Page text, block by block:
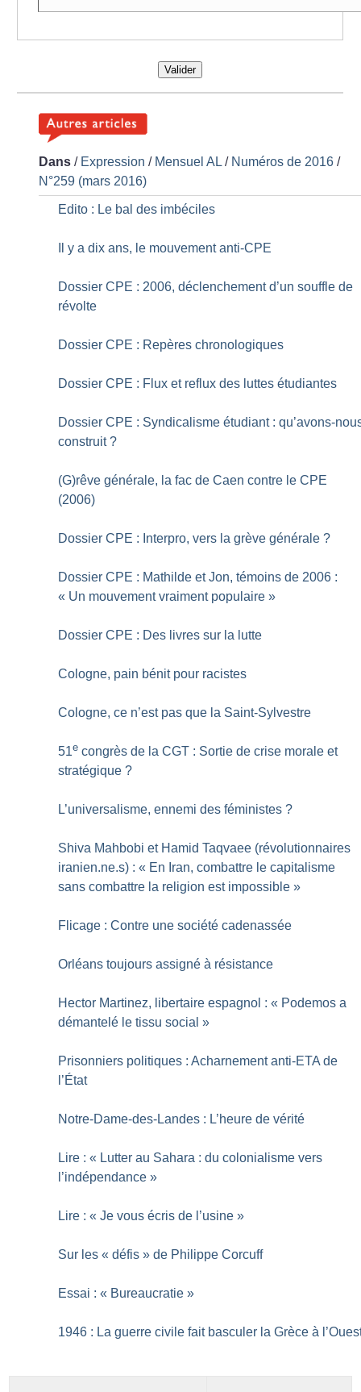
Valider
Dans / Expression / Mensuel AL / Numéros de 2016 /
N°259 (mars 2016)
Edito : Le bal des imbéciles
Il y a dix ans, le mouvement anti-CPE
Dossier CPE : 2006, déclenchement d’un souffle de
révolte
Dossier CPE : Repères chronologiques
Dossier CPE : Flux et reflux des luttes étudiantes
Dossier CPE : Syndicalisme étudiant : qu’avons-
construit ?
(G)rêve générale, la fac de Caen contre le CPE
(2006)
Dossier CPE : Interpro, vers la grève générale ?
Dossier CPE : Mathilde et Jon, témoins de 2006 :
« Un mouvement vraiment populaire »
Dossier CPE : Des livres sur la lutte
Cologne, pain bénit pour racistes
Cologne, ce n’est pas que la Saint-Sylvestre
51e congrès de la CGT : Sortie de crise morale et
stratégique ?
L’universalisme, ennemi des féministes ?
Shiva Mahbobi et Hamid Taqvaee (révolutionnaires
iranien.ne.s) : « En Iran, combattre le capitalisme
sans combattre la religion est impossible »
Flicage : Contre une société cadenassée
Orléans toujours assigné à résistance
Hector Martinez, libertaire espagnol : « Podemos a
démantelé le tissu social »
Prisonniers politiques : Acharnement anti-ETA de
l’État
Notre-Dame-des-Landes : L’heure de vérité
Lire : « Lutter au Sahara : du colonialisme vers
l’indépendance »
Lire : « Je vous écris de l’usine »
Sur les « défis » de Philippe Corcuff
Essai : « Bureaucratie »
1946 : La guerre civile fait basculer la Grèce à